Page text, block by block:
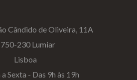
Cândido de Oliveira, 11A
230 Lumiar
Lisboa
Sexta - Das 9h às 19h